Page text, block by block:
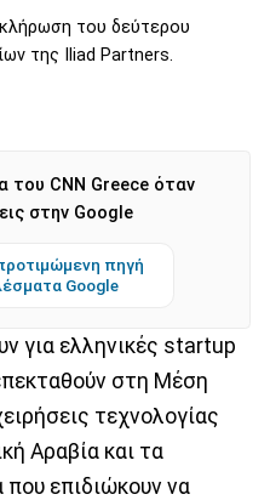
του δεύτερου
της Iliad Partners.
του CNN Greece όταν
στην Google
πηγή
Google
για ελληνικές startup
στη Μέση
τεχνολογίας
Αραβία και τα
επιδιώκουν να